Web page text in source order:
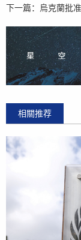
下一篇：
烏克蘭批
相關推荐